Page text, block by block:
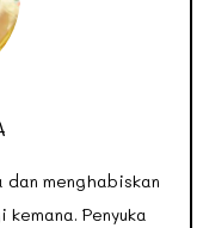
menghabiskan
Penyuka